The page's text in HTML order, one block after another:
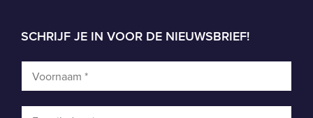
SCHRIJF JE IN VOOR DE NIEUWSBRIEF!